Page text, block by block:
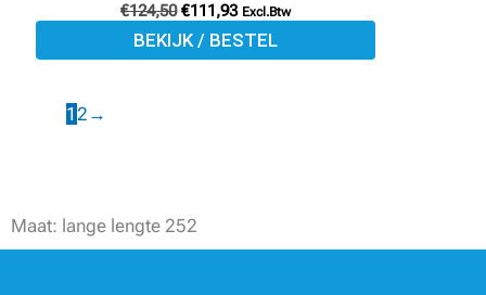
€124,50 €111,93 Excl.Btw
BEKIJK / BESTEL
gekozen
worden
1 2 →
Maat: lange lengte 252